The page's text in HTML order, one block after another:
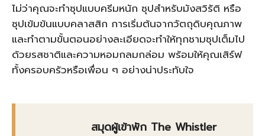
ไม่ว่าคุณจะทำซุปแบบครีมหนัก ซุปสำหรับมังสวิรัติ หรือ
ซุปเข้มข้นแบบคลาสสิก การเริ่มต้นจากวัตถุดิบคุณภาพ
และทำตามขั้นตอนอย่างละเอียดจะทำให้ทุกชามซุปเต็มไป
ด้วยรสชาติและความหอมกลมกล่อม พร้อมให้คุณเสิร์ฟ
ทั้งครอบครัวหรือเพื่อน ๆ อย่างน่าประทับใจ
สมุดผู้เข้าพัก The Whistler